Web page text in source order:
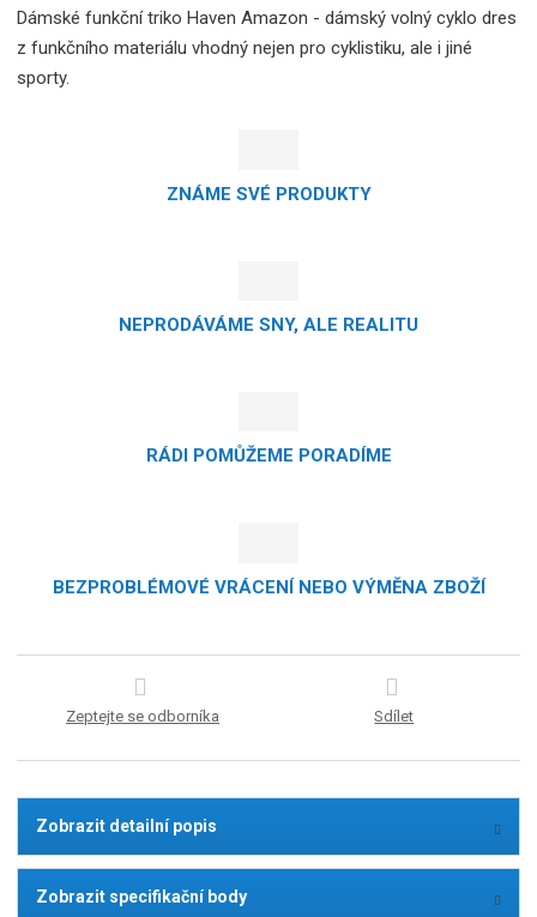
Dámské funkční triko Haven Amazon - dámský volný cyklo dres
z funkčního materiálu vhodný nejen pro cyklistiku, ale i jiné
sporty.
ZNÁME SVÉ PRODUKTY
NEPRODÁVÁME SNY, ALE REALITU
RÁDI POMŮŽEME PORADÍME
BEZPROBLÉMOVÉ VRÁCENÍ NEBO VÝMĚNA ZBOŽÍ
Zeptejte se odborníka Sdílet
Zobrazit detailní popis
Zobrazit specifikační body